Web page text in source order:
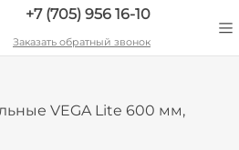
+7 (705) 956 16-10
Заказать обратный звонок
VEGA Lite 600 мм,